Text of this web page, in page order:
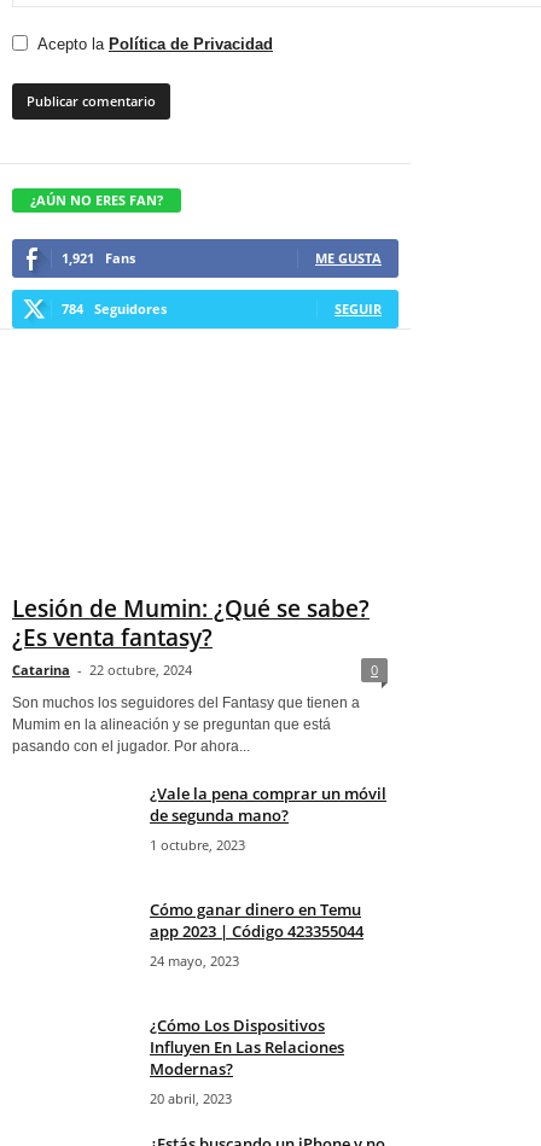
Acepto la Política de Privacidad
¿AÚN NO ERES FAN?
1,921 Fans ME GUSTA
784 Seguidores SEGUIR
Lesión de Mumin: ¿Qué se sabe?
¿Es venta fantasy?
Catarina - 22 octubre, 2024 0
Son muchos los seguidores del Fantasy que tienen a
Mumim en la alineación y se preguntan que está
pasando con el jugador. Por ahora...
¿Vale la pena comprar un móvil
de segunda mano?
1 octubre, 2023
Cómo ganar dinero en Temu
app 2023 | Código 423355044
24 mayo, 2023
¿Cómo Los Dispositivos
Influyen En Las Relaciones
Modernas?
20 abril, 2023